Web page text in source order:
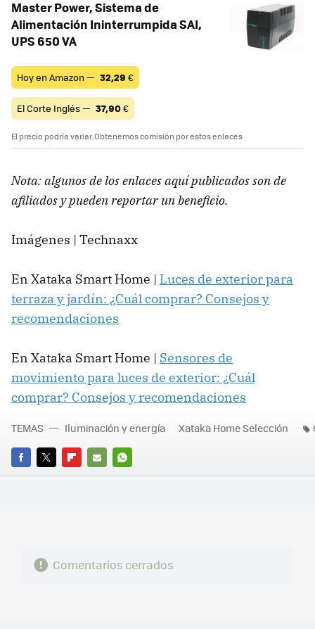
Master Power, Sistema de
Alimentación Ininterrumpida SAI,
UPS 650 VA
Hoy en Amazon — 32,29 €
El Corte Inglés — 37,90€
El precio podría variar. Obtenemos comisión por estos enlaces
Nota: algunos de los enlaces aquí publicados son de
afiliados y pueden reportar un beneficio.
Imágenes | Technaxx
En Xataka Smart Home | Luces de exterior para
terraza y jardín: ¿Cuál comprar? Consejos y
recomendaciones
En Xataka Smart Home | Sensores de
movimiento para luces de exterior: ¿Cuál
comprar? Consejos y recomendaciones
FACEBOOK
TWITTERFLIPBOARD
E-
WHATSAPP
TEMAS Iluminación y energía Xataka Home Selección
Comentarios cerrados